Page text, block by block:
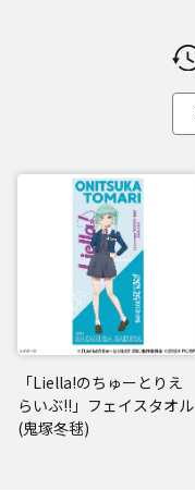
「Liella!のちゅーとりえ
らいぶ!!」フェイスタオル
(鬼塚冬毬)